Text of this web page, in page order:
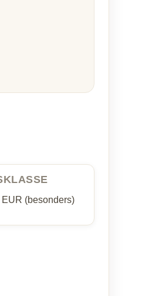
EUR (besonders)